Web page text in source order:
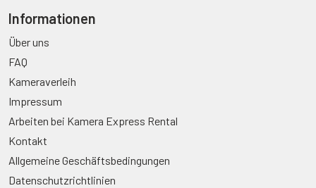
Informationen
Über uns
FAQ
Kameraverleih
Impressum
Arbeiten bei Kamera Express Rental
Kontakt
Allgemeine Geschäftsbedingungen
Datenschutzrichtlinien